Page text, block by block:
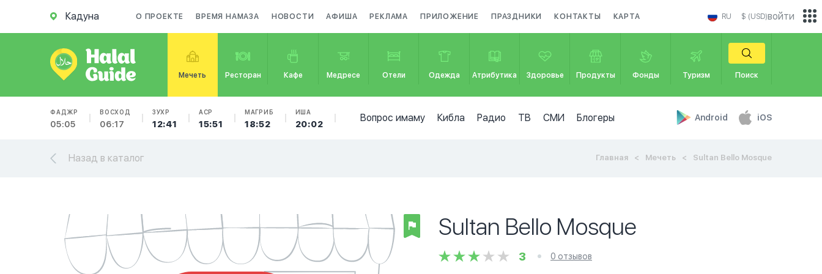
Кадуна О ПРОЕКТЕ ВРЕМЯ НАМАЗА НОВОСТИ АФИША РЕКЛАМА ПРИЛОЖЕНИЕ ПРАЗДНИКИ КОНТАКТЫ КАРТА RU $ (USD)
Мечеть Ресторан Кафе Медресе Отели Одежда Атрибутика Здоровье Продукты Фонды Туризм Поиск
ФАДЖР
05:05
ВОСХОД
06:17
ЗУХР
12:41
АСР
15:51
МАГРИБ
18:52
ИША
20:02
Вопрос имаму Кибла Радио ТВ СМИ Блогеры Android iOS
войти
Назад в каталог Главная Мечеть Sultan Bello Mosque
Sultan Bello Mosque
3 0 отзывов